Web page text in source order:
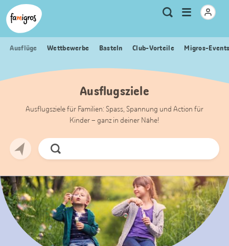
Sprungmarken
Navigation
Header
Logo
Meta
Navigation
Suche
Menu
öffnen
Ausflüge Wettbewerbe Basteln Club-Vorteile Migros-
Ausflugsziele
Ausflugsziele für Familien: Spass, Spannung und Action für
Kinder – ganz in deiner Nähe!
Jetzt
Suchen